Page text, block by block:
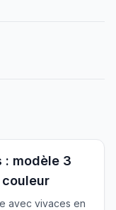
modèle 3
avec vivaces en